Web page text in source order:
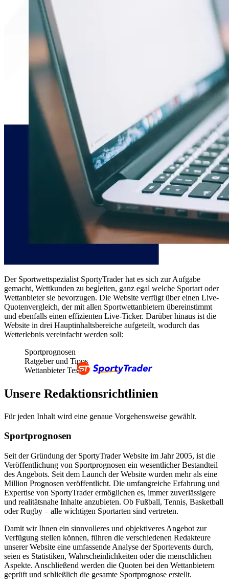
Der Sportwettspezialist SportyTrader hat es sich zur Aufgabe
gemacht, Wettkunden zu begleiten, ganz egal welche Sportart oder
Wettanbieter sie bevorzugen. Die Website verfügt über einen Live-
Quotenvergleich, der mit allen Sportwettanbietern übereinstimmt
und ebenfalls einen effizienten Live-Ticker. Darüber hinaus ist die
Website in drei Hauptinhaltsbereiche aufgeteilt, wodurch das
Wetterlebnis vereinfacht werden soll:
Sportprognosen
Ratgeber und Tipps
Wettanbieter Tests
Unsere Redaktionsrichtlinien
Für jeden Inhalt wird eine genaue Vorgehensweise gewählt.
Sportprognosen
Seit der Gründung der SportyTrader Website im Jahr 2005, ist die
Veröffentlichung von Sportprognosen ein wesentlicher Bestandteil
des Angebots. Seit dem Launch der Website wurden mehr als eine
Million Prognosen veröffentlicht. Die umfangreiche Erfahrung und
Expertise von SportyTrader ermöglichen es, immer zuverlässigere
und realitätsnahe Inhalte anzubieten. Ob Fußball, Tennis, Basketball
oder Rugby – alle wichtigen Sportarten sind vertreten.
Damit wir Ihnen ein sinnvolleres und objektiveres Angebot zur
Verfügung stellen können, führen die verschiedenen Redakteure
unserer Website eine umfassende Analyse der Sportevents durch,
seien es Statistiken, Wahrscheinlichkeiten oder die menschlichen
Aspekte. Anschließend werden die Quoten bei den Wettanbietern
geprüft und schließlich die gesamte Sportprognose erstellt.